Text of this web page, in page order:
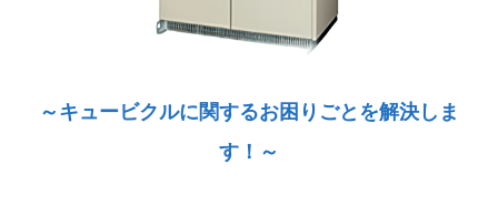
～キュービクルに関するお困りごとを解決しま
す！～